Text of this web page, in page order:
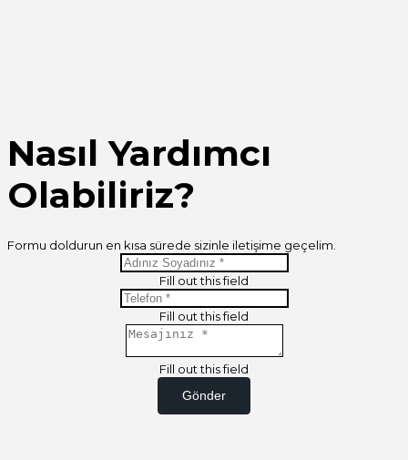
Nasıl Yardımcı
Olabiliriz?
Formu doldurun en kısa sürede sizinle iletişime geçelim.
Fill out this field
Fill out this field
Fill out this field
Gönder